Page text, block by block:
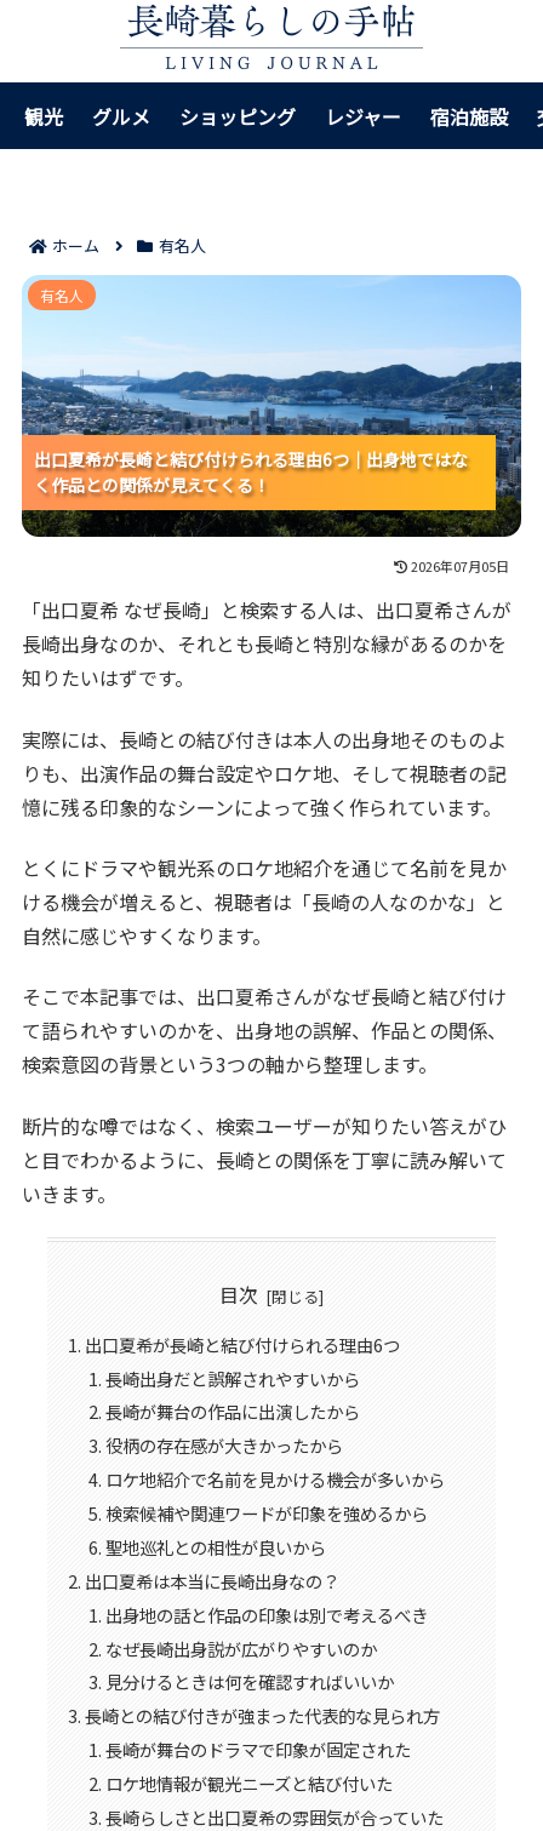
観光 グルメ ショッピング レジャー 宿泊施設
ホーム 有名人
出口夏希が長崎と結び付けられる理由6つ｜出身地では
出口夏希が長崎と結び付けられる理由6つ｜出身地ではな
く作品との関係が見えてくる！
出口夏希が長崎と結び付けられる理由6つ｜出身地ではな
く作品との関係が見えてくる！
出口夏希が長崎と結び付けられる理由6つ｜出身地ではな
く作品との関係が見えてくる！
有名人
2026年07月05日
「出口夏希 なぜ長崎」と検索する人は、出口夏希さんが
長崎出身なのか、それとも長崎と特別な縁があるのかを
知りたいはずです。
実際には、長崎との結び付きは本人の出身地そのものよ
りも、出演作品の舞台設定やロケ地、そして視聴者の記
憶に残る印象的なシーンによって強く作られています。
とくにドラマや観光系のロケ地紹介を通じて名前を見か
ける機会が増えると、視聴者は「長崎の人なのかな」と
自然に感じやすくなります。
そこで本記事では、出口夏希さんがなぜ長崎と結び付け
て語られやすいのかを、出身地の誤解、作品との関係、
検索意図の背景という3つの軸から整理します。
断片的な噂ではなく、検索ユーザーが知りたい答えがひ
と目でわかるように、長崎との関係を丁寧に読み解いて
いきます。
目次
出口夏希が長崎と結び付けられる理由6つ
長崎出身だと誤解されやすいから
長崎が舞台の作品に出演したから
役柄の存在感が大きかったから
ロケ地紹介で名前を見かける機会が多いから
検索候補や関連ワードが印象を強めるから
聖地巡礼との相性が良いから
出口夏希は本当に長崎出身なの？
出身地の話と作品の印象は別で考えるべき
なぜ長崎出身説が広がりやすいのか
見分けるときは何を確認すればいいか
長崎との結び付きが強まった代表的な見られ方
長崎が舞台のドラマで印象が固定された
ロケ地情報が観光ニーズと結び付いた
長崎らしさと出口夏希の雰囲気が合っていた